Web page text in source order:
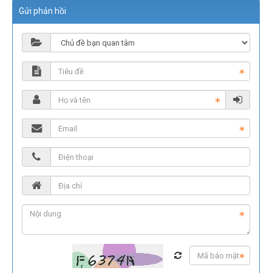
Gửi phản hồi